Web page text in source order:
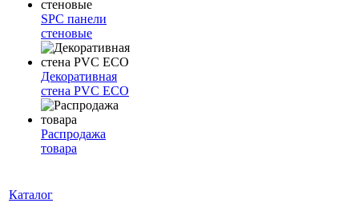
SPC панели
стеновые
Декоративная
стена PVC ECO
Распродажа
товара
Каталог